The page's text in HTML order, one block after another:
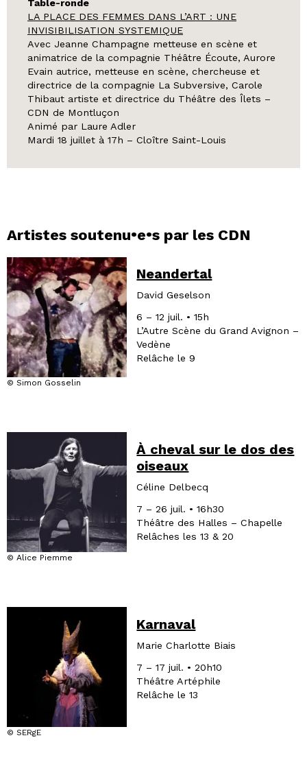
Table-ronde
LA PLACE DES FEMMES DANS L’ART : UNE
INVISIBILISATION SYSTEMIQUE
Avec Jeanne Champagne metteuse en scène et
animatrice de la compagnie Théâtre Écoute, Aurore
Evain autrice, metteuse en scène, chercheuse et
directrice de la compagnie La Subversive, Carole
Thibaut artiste et directrice du Théâtre des Îlets –
CDN de Montluçon
Animé par Laure Adler
Mardi 18 juillet à 17h – Cloître Saint-Louis
Artistes soutenu•e•s par les CDN
© Simon Gosselin
Neandertal
David Geselson
6 – 12 juil. • 15h
L’Autre Scène du Grand Avignon –
Vedène
Relâche le 9
© Alice Piemme
À cheval sur le dos des
oiseaux
Céline Delbecq
7 – 26 juil. • 16h30
Théâtre des Halles – Chapelle
Relâches les 13 & 20
© SERgE
Karnaval
Marie Charlotte Biais
7 – 17 juil. • 20h10
Théâtre Artéphile
Relâche le 13